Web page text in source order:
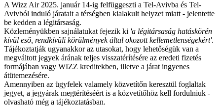
A Wizz Air 2025. január 14-ig felfüggeszti a Tel-Avivba és Tel-
Avivból induló járatait a térségben kialakult helyzet miatt - jelentette
be kedden a légitársaság.
Közleményükben sajnálatukat fejezik ki 'a légitársaság hatáskörén
kívül eső, rendkívüli körülmények által okozott kellemetlenségekért'.
Tájékoztatják ugyanakkor az utasokat, hogy lehetőségük van a
megváltott jegyek árának teljes visszatérítésére az eredeti fizetés
formájában vagy WIZZ kreditekben, illetve a járat ingyenes
átütemezésére.
Amennyiben az ügyfelek valamely közvetítőn keresztül foglaltak
jegyet, a jegyárak megtérítéséért is a közvetítőhöz kell fordulniuk -
olvasható még a tájékoztatásban.